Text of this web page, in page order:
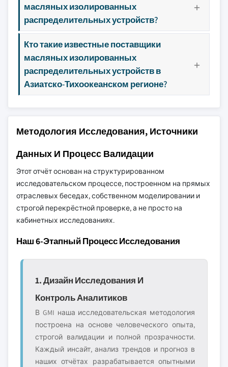
масляных изолированных
распределительных устройств?
Кто такие известные поставщики
масляных изолированных
распределительных устройств в
Азиатско-Тихоокеанском регионе?
Методология Исследования, Источники
Данных И Процесс Валидации
Этот отчёт основан на структурированном
исследовательском процессе, построенном на прямых
отраслевых беседах, собственном моделировании и
строгой перекрёстной проверке, а не просто на
кабинетных исследованиях.
Наш 6-Этапный Процесс Исследования
1. Дизайн Исследования И
Контроль Аналитиков
В GMI наша исследовательская методология
построена на основе человеческого опыта,
строгой валидации и полной прозрачности.
Каждый инсайт, анализ трендов и прогноз в
наших отчётах разрабатывается опытными